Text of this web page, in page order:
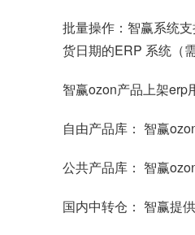
批量操作：智赢系统
货日期的ERP 系统（
智赢ozon产品上架erp
自由产品库： 智赢
公共产品库： 智赢
国内中转仓： 智赢提